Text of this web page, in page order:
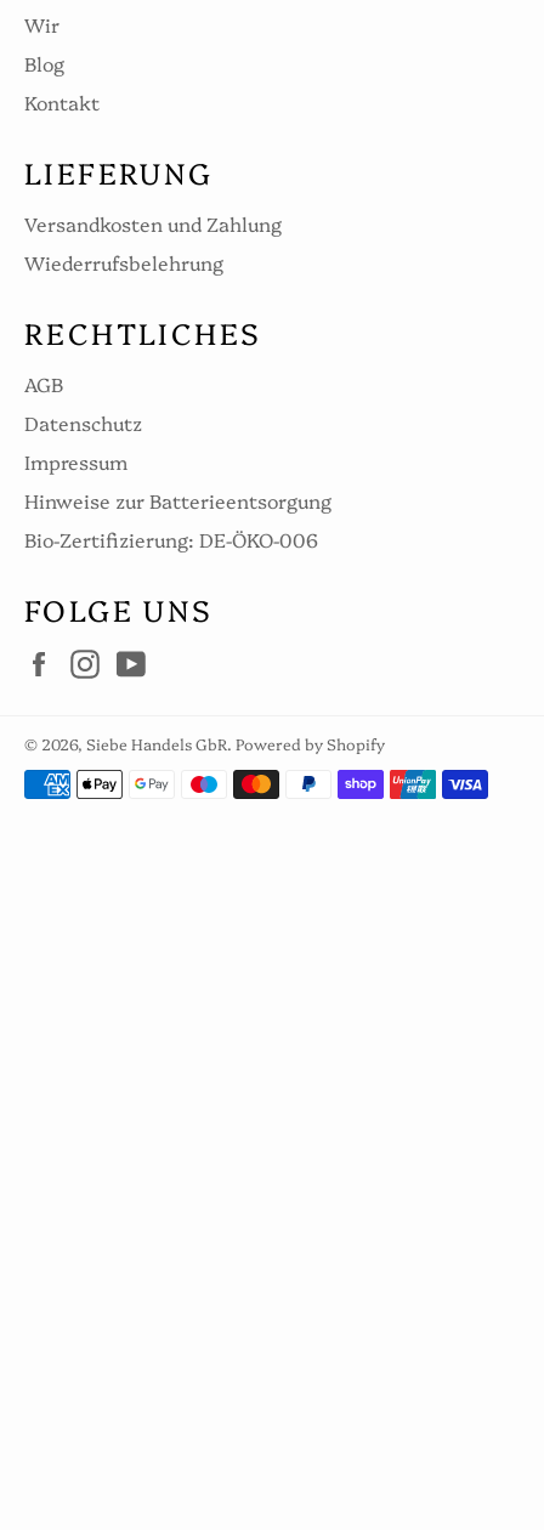
Wir
Blog
Kontakt
LIEFERUNG
Versandkosten und Zahlung
Wiederrufsbelehrung
RECHTLICHES
AGB
Datenschutz
Impressum
Hinweise zur Batterieentsorgung
Bio-Zertifizierung: DE-ÖKO-006
FOLGE UNS
FacebookInstagram
© 2026, Siebe Handels GbR. Powered by Shopify
Zahlungsarten